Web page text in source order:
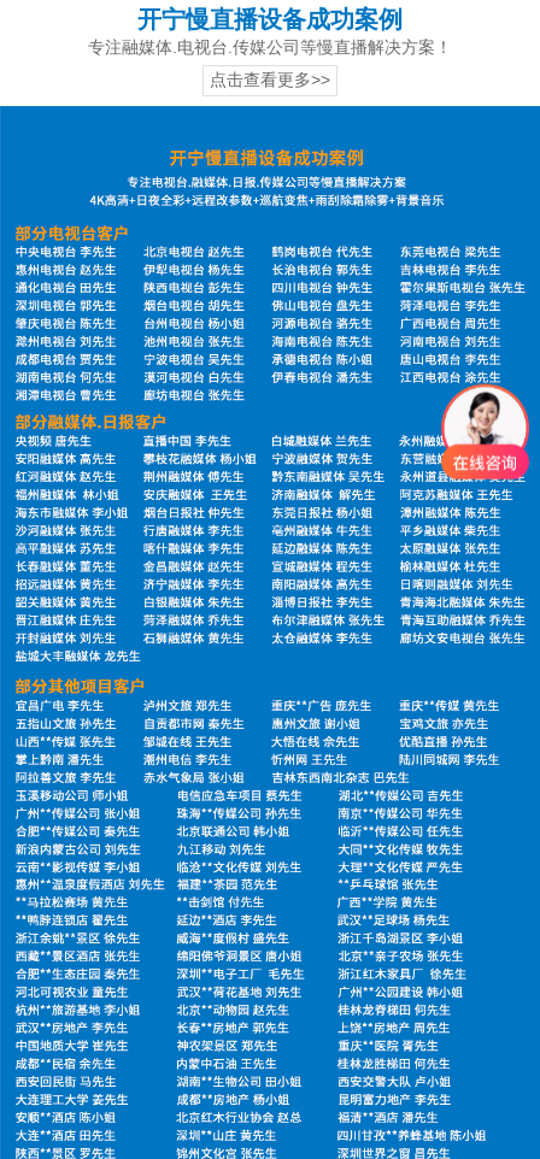
开宁慢直播设备成功案例
专注融媒体.电视台.传媒公司等慢直播解决方案！
点击查看更多>>